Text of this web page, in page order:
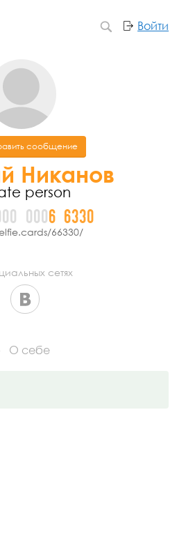
Войти
сообщение
Никанов
person
0006 6330
66330/
сетях
О себе